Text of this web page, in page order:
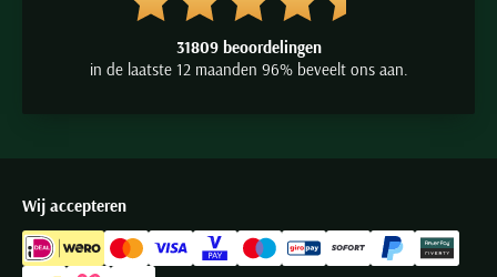
31809 beoordelingen
in de laatste 12 maanden 96% beveelt ons aan.
Wij accepteren